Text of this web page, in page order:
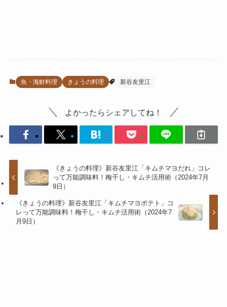
魚・海鮮料理 きょうの料理 新谷友里江
よかったらシェアしてね！
《きょうの料理》新谷友里江「キムチマヨだれ」コレ
って万能調味料！梅干し・キムチ活用術（2024年7月
9日）
《きょうの料理》新谷友里江「キムチマヨポテト」コ
レって万能調味料！梅干し・キムチ活用術（2024年7
月9日）